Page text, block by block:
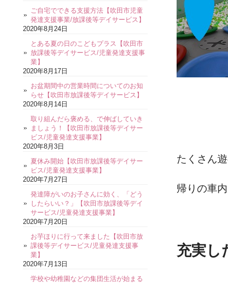
たくさん
帰りの車
充実し
ご自宅でできる支援方法【吹田市児童
発達支援事業/放課後等デイサービス】
2020年8月24日
とある夏の日のこどもプラス【吹田市
放課後等デイサービス/児童発達支援事
業】
2020年8月17日
お盆期間中の営業時間についてのお知
らせ【吹田市放課後等デイサービス】
2020年8月14日
取り組んだら褒める、で伸ばしていき
ましょう！【吹田市放課後等デイサー
ビス/児童発達支援事業】
2020年8月3日
夏休み開始【吹田市放課後等デイサー
ビス/児童発達支援事業】
2020年7月27日
発達障がいのお子さんに効く、「どう
したらいい？」【吹田市放課後等デイ
サービス/児童発達支援事業】
2020年7月20日
お芋ほりに行って来ました【吹田市放
課後等デイサービス/児童発達支援事
業】
2020年7月13日
学校や幼稚園などの集団生活が始まる